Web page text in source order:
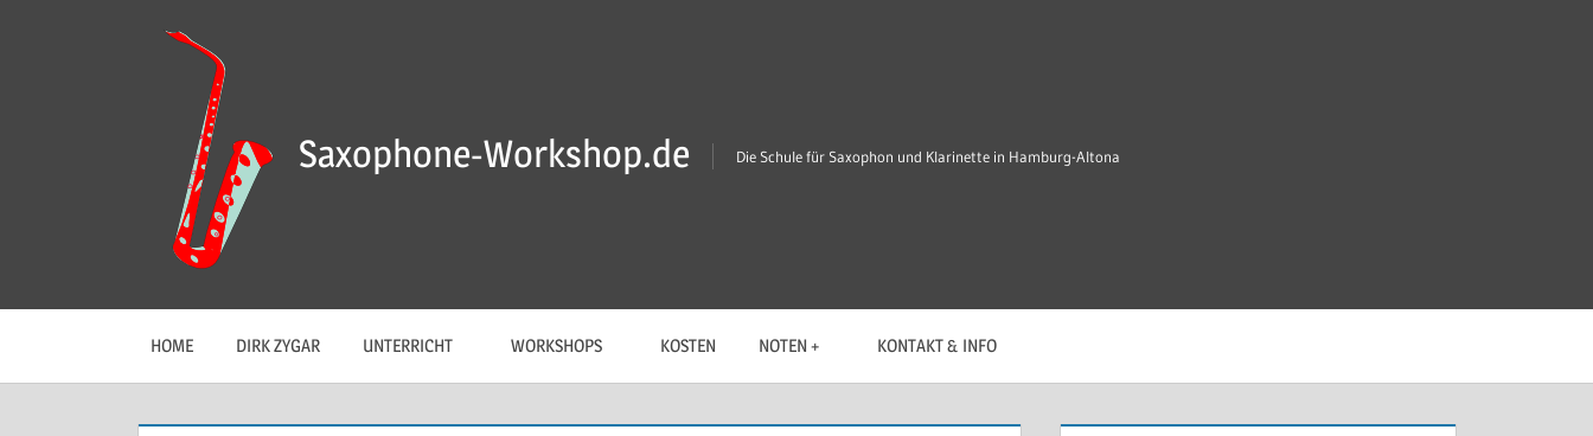
Saxophone-Workshop.de Die Schule für Saxophon und Klarinette in Hamburg-Altona
HOME DIRK ZYGAR UNTERRICHT WORKSHOPS KOSTEN NOTEN + KONTAKT & INFO